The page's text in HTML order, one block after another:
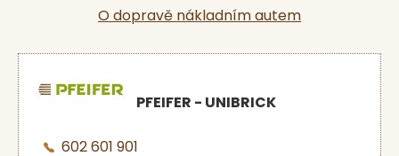
O dopravě nákladním autem
PFEIFER - UNIBRICK
602 601 901